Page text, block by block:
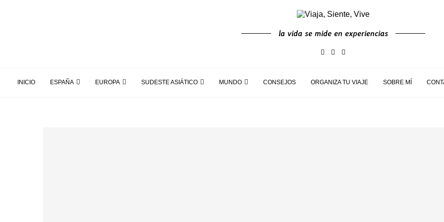
la vida se mide en experiencias
INICIO ESPAÑA EUROPA SUDESTE ASIÁTICO MUNDO CONSEJOS ORGANIZA TU VIAJE SOBRE MÍ